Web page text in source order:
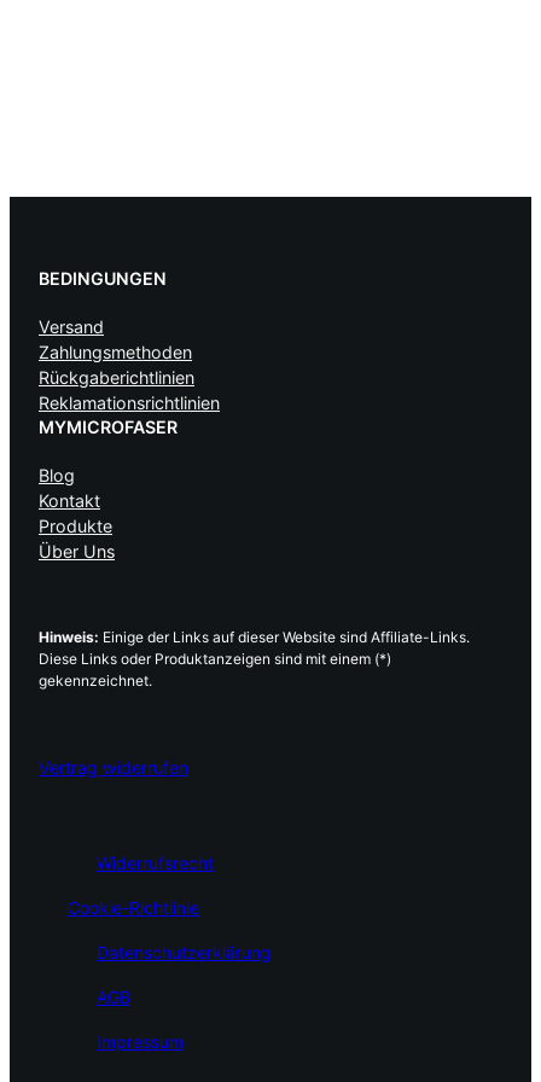
BEDINGUNGEN
Versand
Zahlungsmethoden
Rückgaberichtlinien
Reklamationsrichtlinien
MYMICROFASER
Blog
Kontakt
Produkte
Über Uns
Hinweis: Einige der Links auf dieser Website sind Affiliate-Links.
Diese Links oder Produktanzeigen sind mit einem (*)
gekennzeichnet.
Vertrag widerrufen
Widerrufsrecht
Cookie-Richtlinie
Datenschutzerklärung
AGB
Impressum